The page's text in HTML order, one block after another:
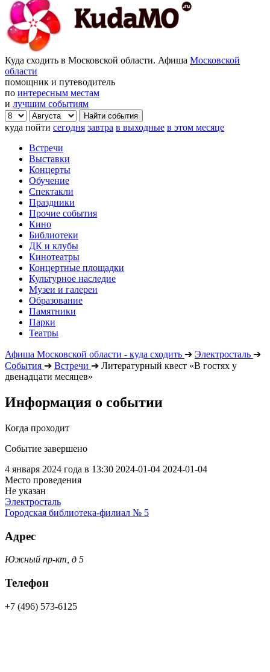
Куда сходить в Московской области. Афиша Московской
области
помощник и путеводитель
по интересным местам
и лучшим событиям
куда пойти сегодня завтра в выходные в этом месяце
Встречи
Выставки
Концерты
Обучение
Спектакли
Праздники
Прочие события
Кино
Библиотеки
ДК и клубы
Кинотеатры
Концертные площадки
Культурное наследие
Музеи и галереи
Образование
Памятники
Парки
Театры
Афиша Московской области - куда сходить ➔ Электросталь ➔
События ➔ Встречи ➔ Литературный квест «В гостях у
двенадцати месяцев»
Информация о событии
Когда проходит
Событие завершено
4 января 2024 года в 13:30 2024-01-04 2024-01-04
Место проведения
Не указан
Электросталь
Городская библиотека-филиал № 5
Адрес
Южный пр-кт, д 5
Телефон
+7 (496) 573-6125